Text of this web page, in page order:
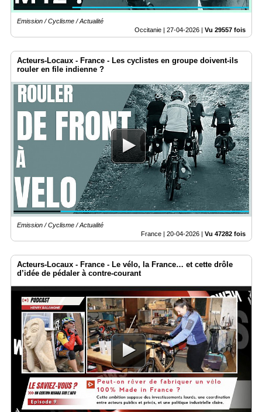
Emission / Cyclisme / Actualité
Occitanie | 27-04-2026 | Vu 29557 fois
Acteurs-Locaux - France - Les cyclistes en groupe doivent-ils
rouler en file indienne ?
Emission / Cyclisme / Actualité
France | 20-04-2026 Vu 47282 fois
Acteurs-Locaux - France - Le vélo, la France… et cette drôle
d’idée de pédaler à contre-courant